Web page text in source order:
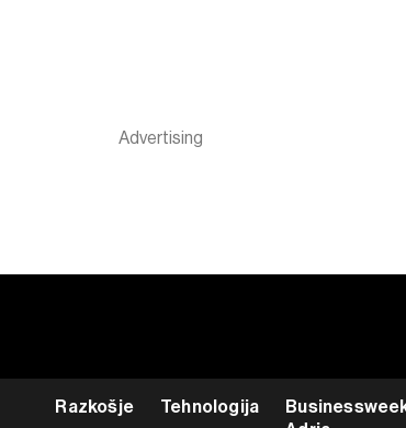
Razkošje Tehnologija